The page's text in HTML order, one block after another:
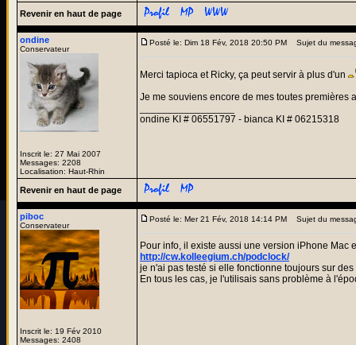
Revenir en haut de page
ondine
Conservateur
Inscrit le: 27 Mai 2007
Messages: 2208
Localisation: Haut-Rhin
Posté le: Dim 18 Fév, 2018 20:50 PM Sujet du
Merci tapioca et Ricky, ça peut servir à plus d'un
Je me souviens encore de mes toutes premières
ondine KI # 06551797 - bianca KI # 06215318
Revenir en haut de page
piboc
Conservateur
Inscrit le: 19 Fév 2010
Messages: 2408
Posté le: Mer 21 Fév, 2018 14:14 PM Sujet du
Pour info, il existe aussi une version iPhone Mac
http://cw.kolleegium.ch/podclock/
je n'ai pas testé si elle fonctionne toujours sur
En tous les cas, je l'utilisais sans problème à